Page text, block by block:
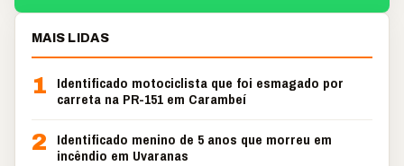
MAIS LIDAS
1
Identificado motociclista que foi esmagado por
carreta na PR-151 em Carambeí
2
Identificado menino de 5 anos que morreu em
incêndio em Uvaranas